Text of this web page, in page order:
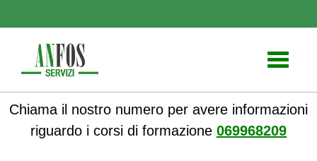
Toggle
Chiama il nostro numero per avere informazioni
riguardo i corsi di formazione 069968209